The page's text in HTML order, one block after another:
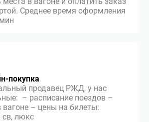
Среднее время оформления
покупка
продавец РЖД, у нас
– расписание поездов –
вагоне – цены на билеты:
св, люкс